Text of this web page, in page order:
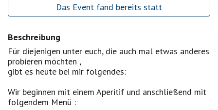
Das Event fand bereits statt
Beschreibung
Für diejenigen unter euch, die auch mal etwas anderes
probieren möchten ,
gibt es heute bei mir folgendes:
Wir beginnen mit einem Aperitif und anschließend mit
folgendem Menü :